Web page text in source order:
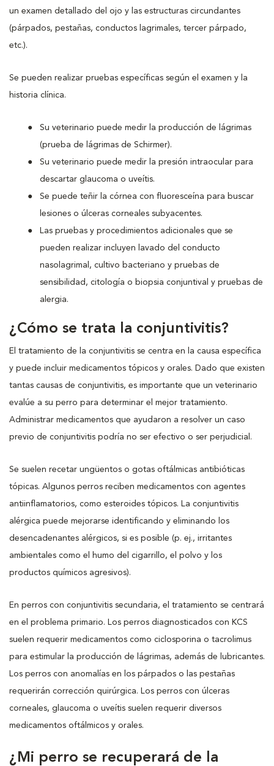
un examen detallado del ojo y las estructuras circundantes
(párpados, pestañas, conductos lagrimales, tercer párpado,
etc.).
Se pueden realizar pruebas específicas según el examen y la
historia clínica.
Su veterinario puede medir la producción de lágrimas
(prueba de lágrimas de Schirmer).
Su veterinario puede medir la presión intraocular para
descartar glaucoma o uveítis.
Se puede teñir la córnea con fluoresceína para buscar
lesiones o úlceras corneales subyacentes.
Las pruebas y procedimientos adicionales que se
pueden realizar incluyen lavado del conducto
nasolagrimal, cultivo bacteriano y pruebas de
sensibilidad, citología o biopsia conjuntival y pruebas de
alergia.
¿Cómo se trata la conjuntivitis?
El tratamiento de la conjuntivitis se centra en la causa específica
y puede incluir medicamentos tópicos y orales. Dado que existen
tantas causas de conjuntivitis, es importante que un veterinario
evalúe a su perro para determinar el mejor tratamiento.
Administrar medicamentos que ayudaron a resolver un caso
previo de conjuntivitis podría no ser efectivo o ser perjudicial.
Se suelen recetar ungüentos o gotas oftálmicas antibióticas
tópicas. Algunos perros reciben medicamentos con agentes
antiinflamatorios, como esteroides tópicos. La conjuntivitis
alérgica puede mejorarse identificando y eliminando los
desencadenantes alérgicos, si es posible (p. ej., irritantes
ambientales como el humo del cigarrillo, el polvo y los
productos químicos agresivos).
En perros con conjuntivitis secundaria, el tratamiento se centrará
en el problema primario. Los perros diagnosticados con KCS
suelen requerir medicamentos como ciclosporina o tacrolimus
para estimular la producción de lágrimas, además de lubricantes.
Los perros con anomalías en los párpados o las pestañas
requerirán corrección quirúrgica. Los perros con úlceras
corneales, glaucoma o uveítis suelen requerir diversos
medicamentos oftálmicos y orales.
¿Mi perro se recuperará de la